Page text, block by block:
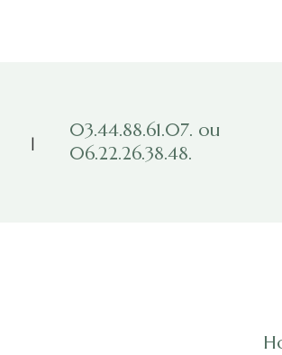
|
03.44.88.61.07. ou
06.22.26.38.48.